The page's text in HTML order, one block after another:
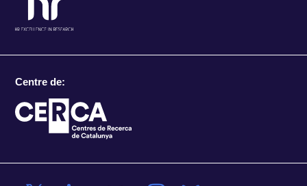
Centre de: